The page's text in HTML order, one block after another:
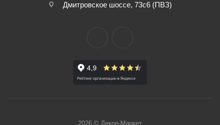
Дмитровское шоссе, 73с6 (ПВЗ)
2026 © Декор-Маркет